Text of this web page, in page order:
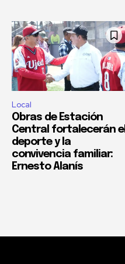
Local
Obras de Estación
Central fortalecerán el
deporte y la
convivencia familiar:
Ernesto Alanís